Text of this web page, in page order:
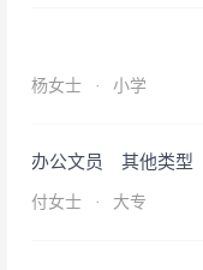
杨女士 · 小学
办公文员 其他类型
付女士 · 大专